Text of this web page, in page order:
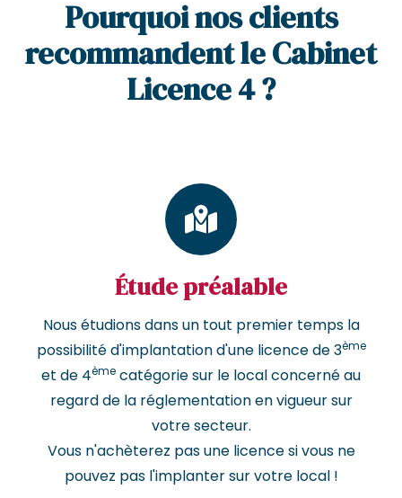
Pourquoi nos clients
recommandent le Cabinet
Licence 4 ?
Étude préalable
Nous étudions dans un tout premier temps la
possibilité d'implantation d'une licence de 3ème
et de 4ème catégorie sur le local concerné au
regard de la réglementation en vigueur sur
votre secteur.
Vous n'achèterez pas une licence si vous ne
pouvez pas l'implanter sur votre local !